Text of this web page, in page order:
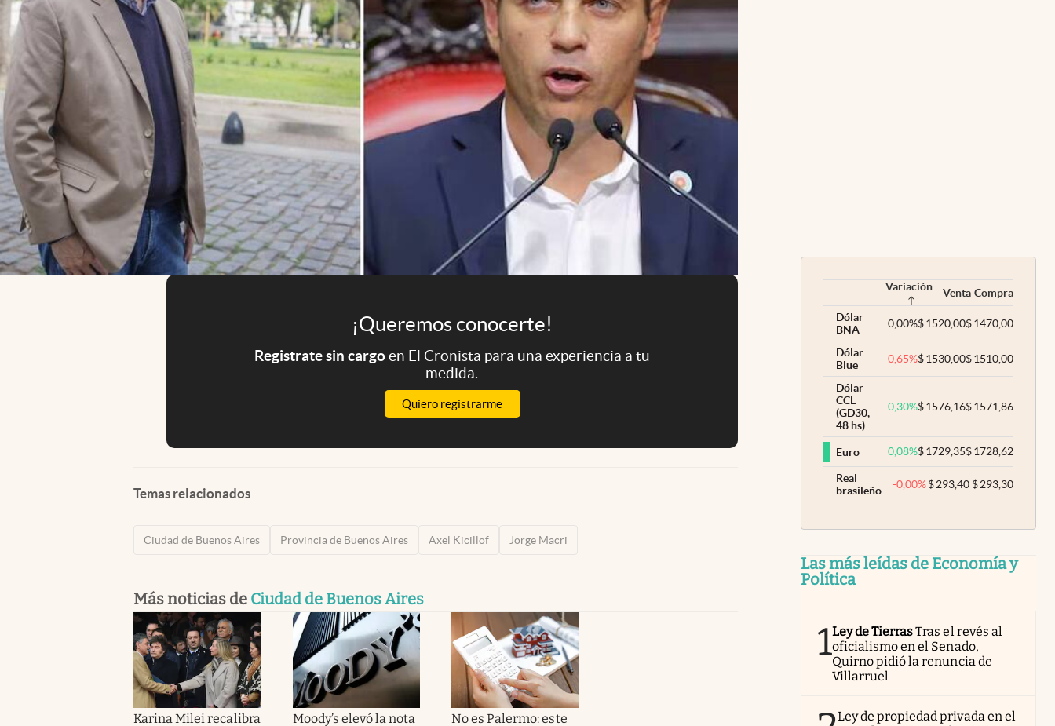
¡Queremos conocerte!
Registrate sin cargoen El Cronista para una experiencia a tu
medida.
Quiero registrarme
Temas relacionados
Ciudad de Buenos Aires Provincia de Buenos Aires Axel Kicillof Jorge Macri
Más noticias de Ciudad de Buenos Aires
Karina Milei recalibra
Moody’s elevó la nota
No es Palermo: este
Variación Venta Compra
Dólar
BNA
0,00%$1520,00$1470,00
Dólar
Blue
-0,65%$1530,00$1510,00
Dólar
CCL
(GD30,
48 hs)
0,30%$1576,16$1571,86
Euro 0,08%$1729,35$1728,62
Real
brasileño
-0,00% $293,40 $293,30
Las más leídas de Economía y
Política
1Ley de TierrasTras el revés al
oficialismo en el Senado,
Quirno pidió la renuncia de
Villarruel
Ley de propiedad privada en el